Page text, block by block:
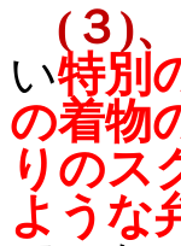
( ３)、
い特別
の着物
りのス
ような